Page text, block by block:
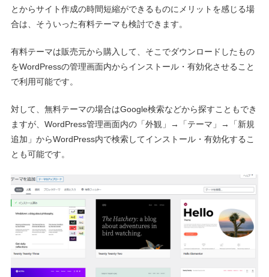
とからサイト作成の時間短縮ができるものにメリットを感じる場
合は、そういった有料テーマも検討できます。
有料テーマは販売元から購入して、そこでダウンロードしたもの
をWordPressの管理画面内からインストール・有効化させること
で利用可能です。
対して、無料テーマの場合はGoogle検索などから探すこともでき
ますが、WordPress管理画面内の「外観」→「テーマ」→「新規
追加」からWordPress内で検索してインストール・有効化するこ
とも可能です。